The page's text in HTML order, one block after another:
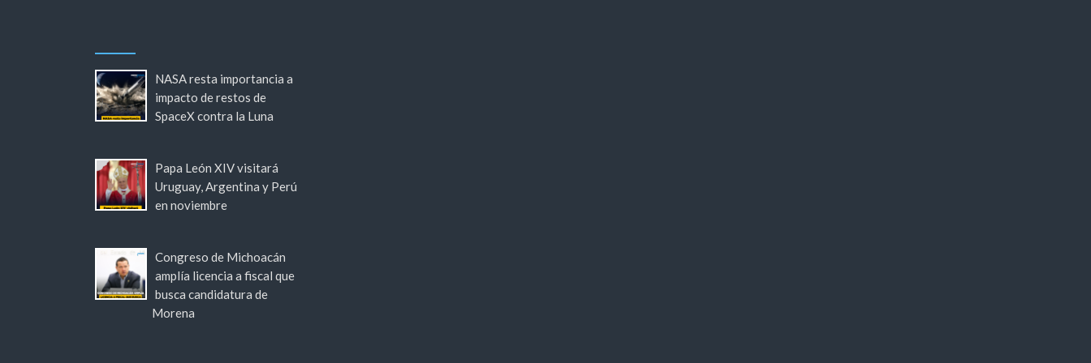
NASA resta importancia a
impacto de restos de
SpaceX contra la Luna
Papa León XIV visitará
Uruguay, Argentina y Perú
en noviembre
Congreso de Michoacán
amplía licencia a fiscal que
busca candidatura de
Morena